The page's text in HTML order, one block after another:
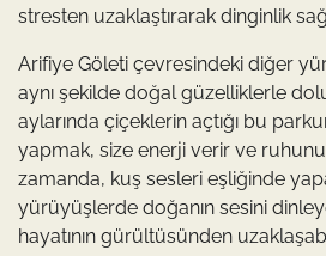
stresten uzaklaştırarak dinginlik
Arifiye Göleti çevresindeki diğer
aynı şekilde doğal güzelliklerle
aylarında çiçeklerin açtığı bu
yapmak, size enerji verir ve
zamanda, kuş sesleri eşliğinde
yürüyüşlerde doğanın sesini
hayatının gürültüsünden